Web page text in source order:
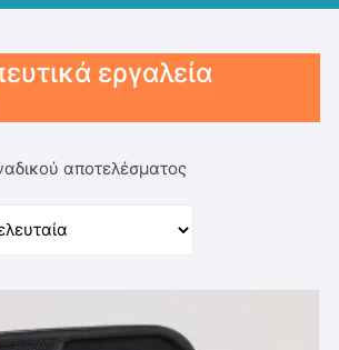
εργαλεία
αποτελέσματος